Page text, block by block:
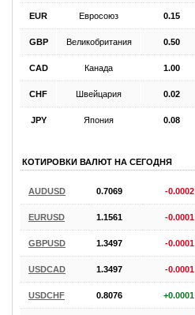
EUR Евросоюз 0.15
GBP Великобритания 0.50
CAD Канада 1.00
CHF Швейцария 0.02
JPY Япония 0.08
КОТИРОВКИ ВАЛЮТ НА СЕГОДНЯ
AUDUSD 0.7069 -0.0002
EURUSD 1.1561 -0.0001
GBPUSD 1.3497 -0.0001
USDCAD 1.3497 -0.0001
USDCHF 0.8076 +0.0001